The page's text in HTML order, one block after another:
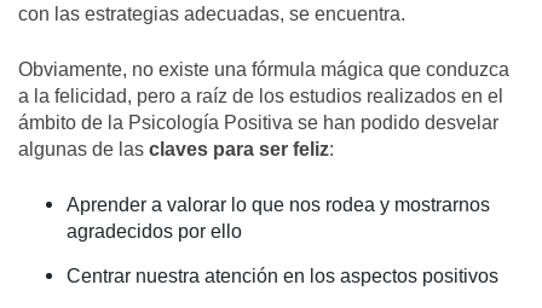
con las estrategias adecuadas, se encuentra.
Obviamente, no existe una fórmula mágica que conduzca
a la felicidad, pero a raíz de los estudios realizados en el
ámbito de la Psicología Positiva se han podido desvelar
algunas de las claves para ser feliz:
Aprender a valorar lo que nos rodea y mostrarnos
agradecidos por ello
Centrar nuestra atención en los aspectos positivos